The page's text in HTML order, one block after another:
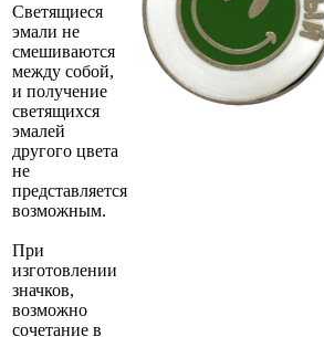
Светящиеся
эмали не
смешиваются
между собой,
и получение
светящихся
эмалей
другого цвета
не
представляется
возможным.
При
изготовлении
значков,
возможно
сочетание в